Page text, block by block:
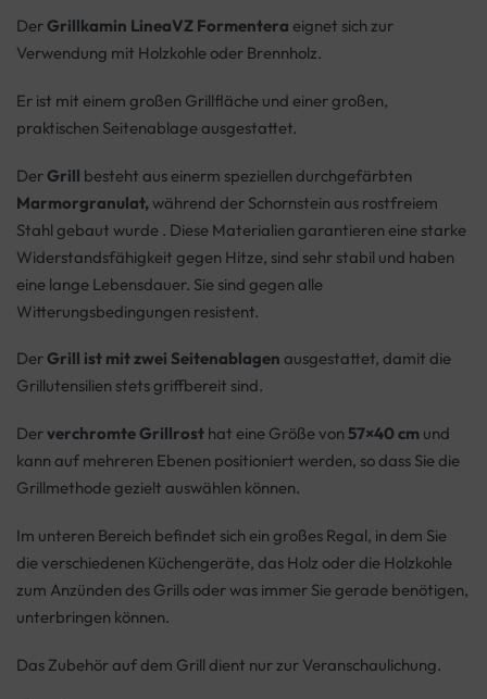
DerGrillkamin LineaVZ Formentera eignet sich zur
Verwendung mit Holzkohle oder Brennholz.
Er ist mit einem großen Grillfläche und einer großen,
praktischen Seitenablage ausgestattet.
DerGrill besteht aus einerm speziellen durchgefärbten
Marmorgranulat,während der Schornstein aus rostfreiem
Stahl gebaut wurde . Diese Materialien garantieren eine starke
Widerstandsfähigkeit gegen Hitze, sind sehr stabil und haben
eine lange Lebensdauer. Sie sind gegen alle
Witterungsbedingungen resistent.
DerGrill ist mit zwei Seitenablagen ausgestattet, damit die
Grillutensilien stets griffbereit sind.
Derverchromte Grillrost hat eine Größe von 57×40 cm und
kann auf mehreren Ebenen positioniert werden, so dass Sie die
Grillmethode gezielt auswählen können.
Im unteren Bereich befindet sich ein großes Regal, in dem Sie
die verschiedenen Küchengeräte, das Holz oder die Holzkohle
zum Anzünden des Grills oder was immer Sie gerade benötigen,
unterbringen können.
Das Zubehör auf dem Grill dient nur zur Veranschaulichung.